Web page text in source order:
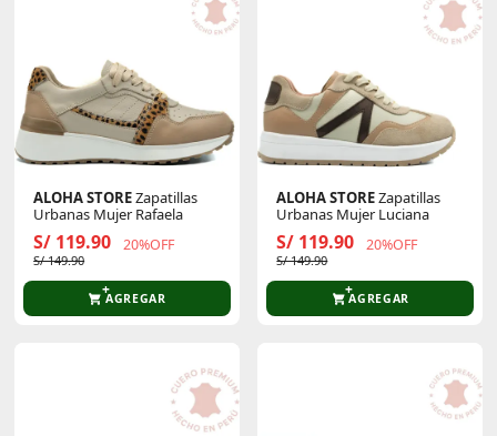
ALOHA STOREZapatillas
Urbanas Mujer Rafaela
S/ 119.90 20%OFF
S/ 149.90
AGREGAR
ALOHA STOREZapatillas
Urbanas Mujer Luciana
S/ 119.90 20%OFF
S/ 149.90
AGREGAR